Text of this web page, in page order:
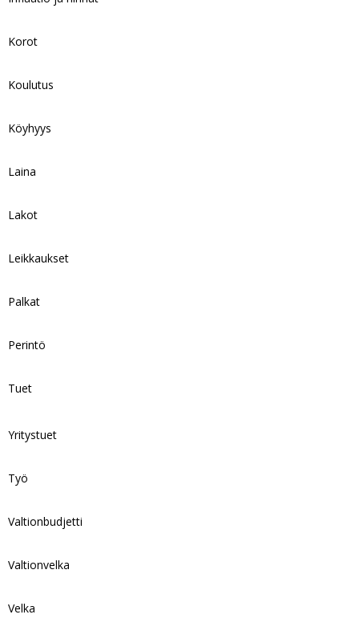
Korot
Koulutus
Köyhyys
Laina
Lakot
Leikkaukset
Palkat
Perintö
Tuet
Yritystuet
Työ
Valtionbudjetti
Valtionvelka
Velka